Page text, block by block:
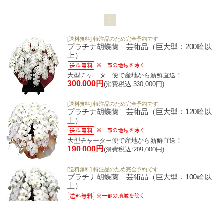
1
[送料無料] 特注品のため完全予約です
プラチナ胡蝶蘭 芸術品（巨大型：200輪以
上）
大型チャーター便で産地から新鮮直送！
300,000円 (消費税込:330,000円)
[送料無料] 特注品のため完全予約です
プラチナ胡蝶蘭 芸術品（巨大型：120輪以
上）
大型チャーター便で産地から新鮮直送！
190,000円 (消費税込:209,000円)
[送料無料] 特注品のため完全予約です
プラチナ胡蝶蘭 芸術品（巨大型：100輪以
上）